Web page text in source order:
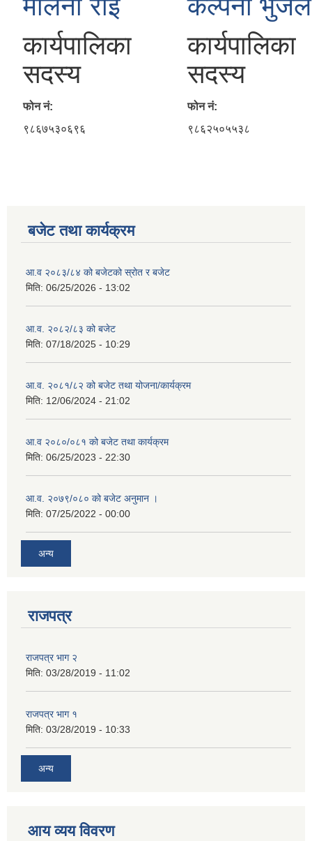
मेलिना राई
कार्यपालिका
सदस्य
फोन नं:
९८६७५३०६९६
कल्पना भुजेल
कार्यपालिका
सदस्य
फोन नं:
९८६२५०५५३८
बजेट तथा कार्यक्रम
आ.व २०८३/८४ को बजेटको स्रोत र बजेट
मिति: 06/25/2026 - 13:02
आ.व. २०८२/८३ को बजेट
मिति: 07/18/2025 - 10:29
आ.व. २०८१/८२ को बजेट तथा योजना/कार्यक्रम
मिति: 12/06/2024 - 21:02
आ.व २०८०/०८१ को बजेट तथा कार्यक्रम
मिति: 06/25/2023 - 22:30
आ.व. २०७९/०८० को बजेट अनुमान ।
मिति: 07/25/2022 - 00:00
अन्य
राजपत्र
राजपत्र भाग २
मिति: 03/28/2019 - 11:02
राजपत्र भाग १
मिति: 03/28/2019 - 10:33
अन्य
आय व्यय विवरण